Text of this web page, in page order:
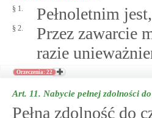
§ 1. Pełnoletnim
§ 2.
Przez zawarcie
razie
Orzeczenia: 22
Art. 11. Nabycie pełnej zdolności
Pełną zdolność do